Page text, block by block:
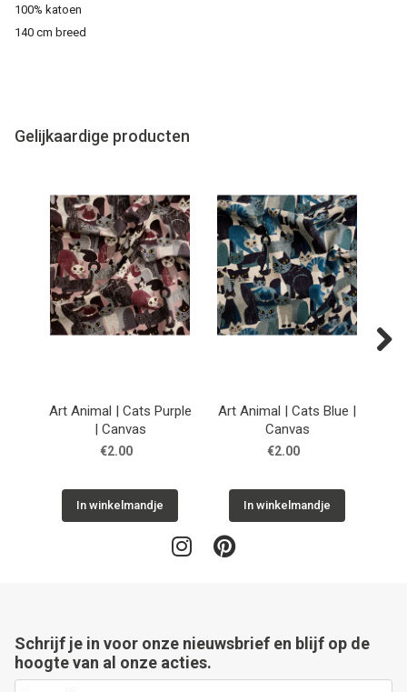
100% katoen
140 cm breed
Gelijkaardige producten
Art Animal | Cats Purple
| Canvas
€2.00
In winkelmandje
Art Animal | Cats Blue |
Canvas
€2.00
In winkelmandje
Schrijf je in voor onze nieuwsbrief en blijf op de
hoogte van al onze acties.